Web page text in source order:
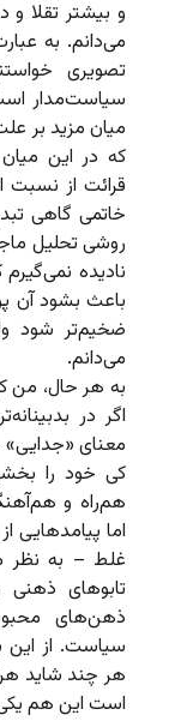
و بیشتر تقلا
می‌دانم. به
تصویری
سیاست‌مدار
میان مزید بر
که در این میان
قرائت از
خاتمی گاهی
روشی تحلیل
نادیده
باعث بشود آن
ضخیم‌تر شود
می‌دانم.
به هر حال، من
اگر در
معنای
کی خود را
هم‌راه و
اما
غلط – به
تابوهای
ذهن‌های
سیاست. از این
هر چند شاید
است این هم